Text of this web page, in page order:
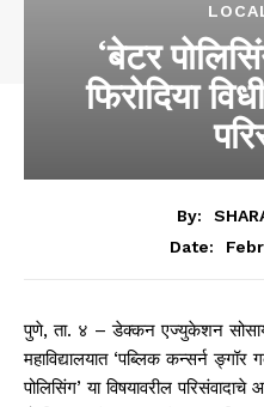
‘बेटर
फिरोदिया
By:
Date:
पुणे, ता. ४ – डेक्कन एज्युकेशन
महाविद्यालयात ‘पब्लिक कन्सर्न ङ्गॉर
पोलिसिंग’ या विषयावरील